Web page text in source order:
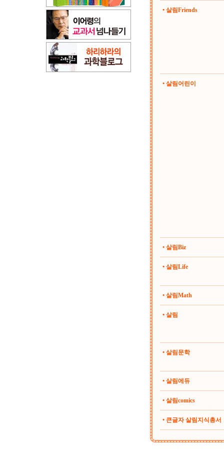
• 살림Friends
• 살림어린이
• 살림Biz
• 살림Life
• 살림Math
• 살림
• 살림문학
• 살림에듀
• 살림comics
• 큰글자 살림지식총서